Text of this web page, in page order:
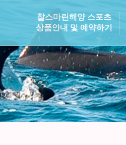
찰스마린해양 스포츠
상품안내 및 예약하기